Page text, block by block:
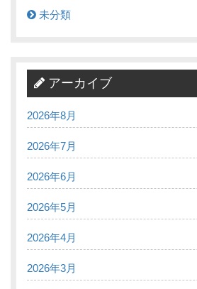
未分類
アーカイブ
2026年8月
2026年7月
2026年6月
2026年5月
2026年4月
2026年3月